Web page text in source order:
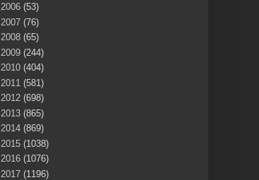
2006 (53)
2007 (76)
2008 (65)
2009 (244)
2010 (404)
2011 (581)
2012 (698)
2013 (865)
2014 (869)
2015 (1038)
2016 (1076)
2017 (1196)